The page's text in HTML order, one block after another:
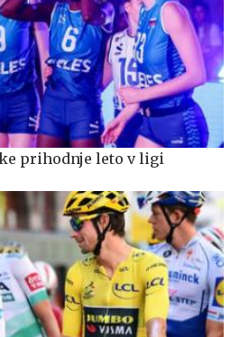
prihodnje leto v ligi